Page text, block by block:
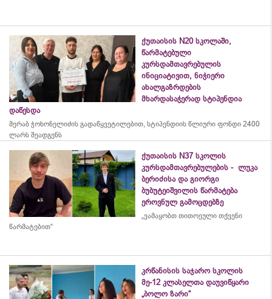
ქუთაისის N20 სკოლაში,
წარმატებული
კურსდამთავრებულის
ინიციატივით, ნიჭიერი
ახალგაზრდების
მხარდასაჭერად სტიპენდია
დაწესდა
მერაბ ჭოხონელიძის გადაწყვეტილებით, სტიპენდიის წლიური ფონდი 2400
ლარს შეადგენს
ქუთაისის N37 სკოლის
კურსდამთავრებულების - ლუკა
ბერიძისა და გიორგი
ბუბუტეიშვილის წარმატება
ეროვნულ გამოცდებზე
„ვამაყობთ თითოეული თქვენი
წარმატებით“
კრწანისის საჯარო სკოლის
მე-12 კლასელთა დაუვიწყარი
„ბოლო ზარი“